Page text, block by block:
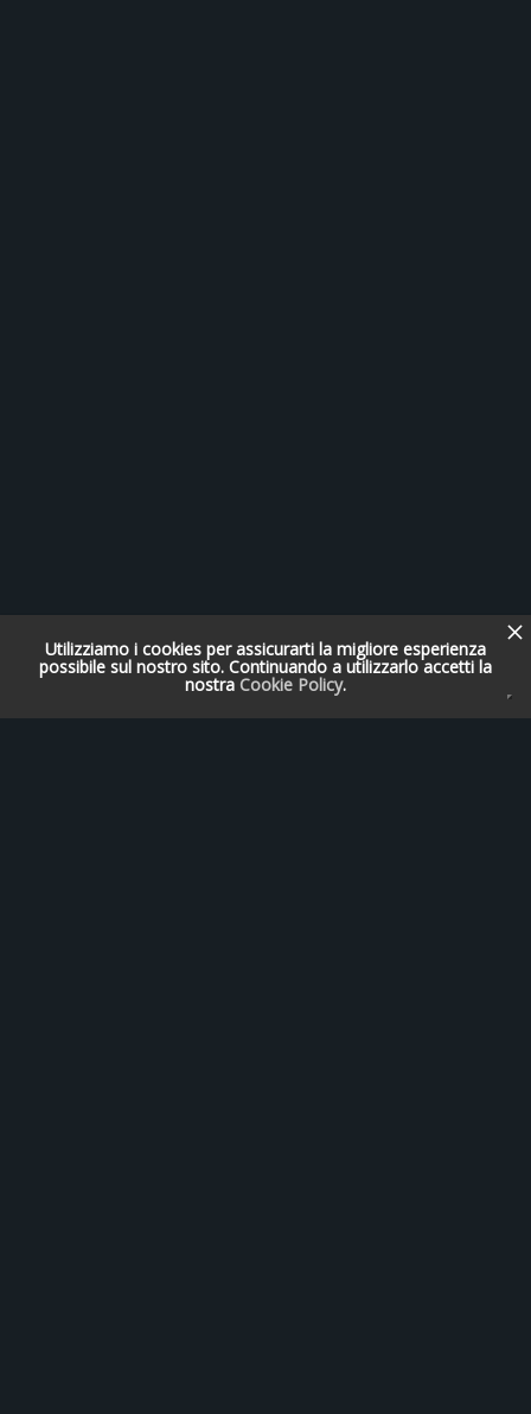
Utilizziamo i cookies per assicurarti la migliore esperienza
possibile sul nostro sito. Continuando a utilizzarlo accetti la
nostra Cookie Policy.